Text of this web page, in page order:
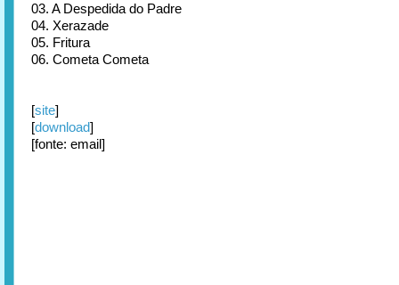
03. A Despedida do Padre
04. Xerazade
05. Fritura
06. Cometa Cometa
[site]
[download]
[fonte: email]